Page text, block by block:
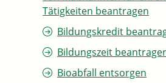
Tätigkeiten beantragen
Bildungskredit
Bildungszeit
Bioabfall entsorgen